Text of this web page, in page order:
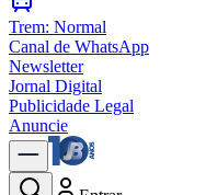
Trem: Normal
Canal de WhatsApp
Newsletter
Jornal Digital
Publicidade Legal
Anuncie